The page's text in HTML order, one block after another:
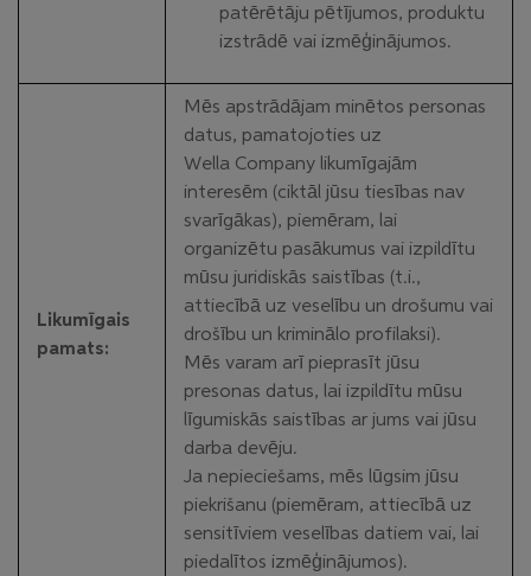
patērētāju pētījumos, produktu
izstrādē vai izmēģinājumos.
Likumīgais
pamats:
Mēs apstrādājam minētos personas
datus, pamatojoties uz
Wella Company likumīgajām
interesēm (ciktāl jūsu tiesības nav
svarīgākas), piemēram, lai
organizētu pasākumus vai izpildītu
mūsu juridiskās saistības (t.i.,
attiecībā uz veselību un drošumu vai
drošību un kriminālo profilaksi).
Mēs varam arī pieprasīt jūsu
presonas datus, lai izpildītu mūsu
līgumiskās saistības ar jums vai jūsu
darba devēju.
Ja nepieciešams, mēs lūgsim jūsu
piekrišanu (piemēram, attiecībā uz
sensitīviem veselības datiem vai, lai
piedalītos izmēģinājumos).